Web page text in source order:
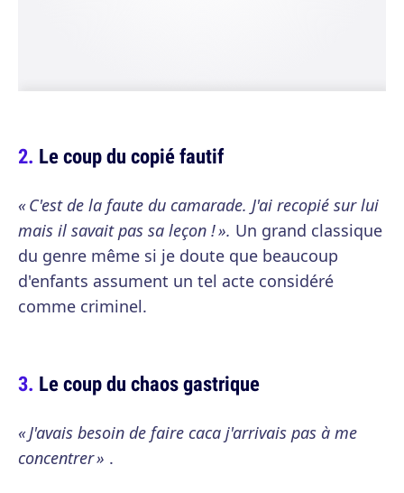
Le coup du copié fautif
« C'est de la faute du camarade. J'ai recopié sur lui
mais il savait pas sa leçon ! ». Un grand classique
du genre même si je doute que beaucoup
d'enfants assument un tel acte considéré
comme criminel.
Le coup du chaos gastrique
« J'avais besoin de faire caca j'arrivais pas à me
concentrer » .